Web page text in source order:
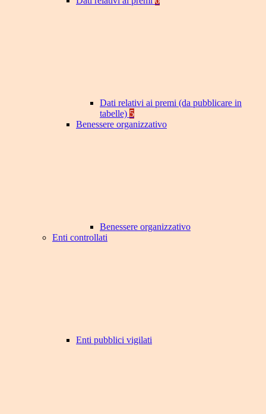
Dati relativi ai premi (da pubblicare in
tabelle) 5
Benessere organizzativo
Benessere organizzativo
Enti controllati
Enti pubblici vigilati